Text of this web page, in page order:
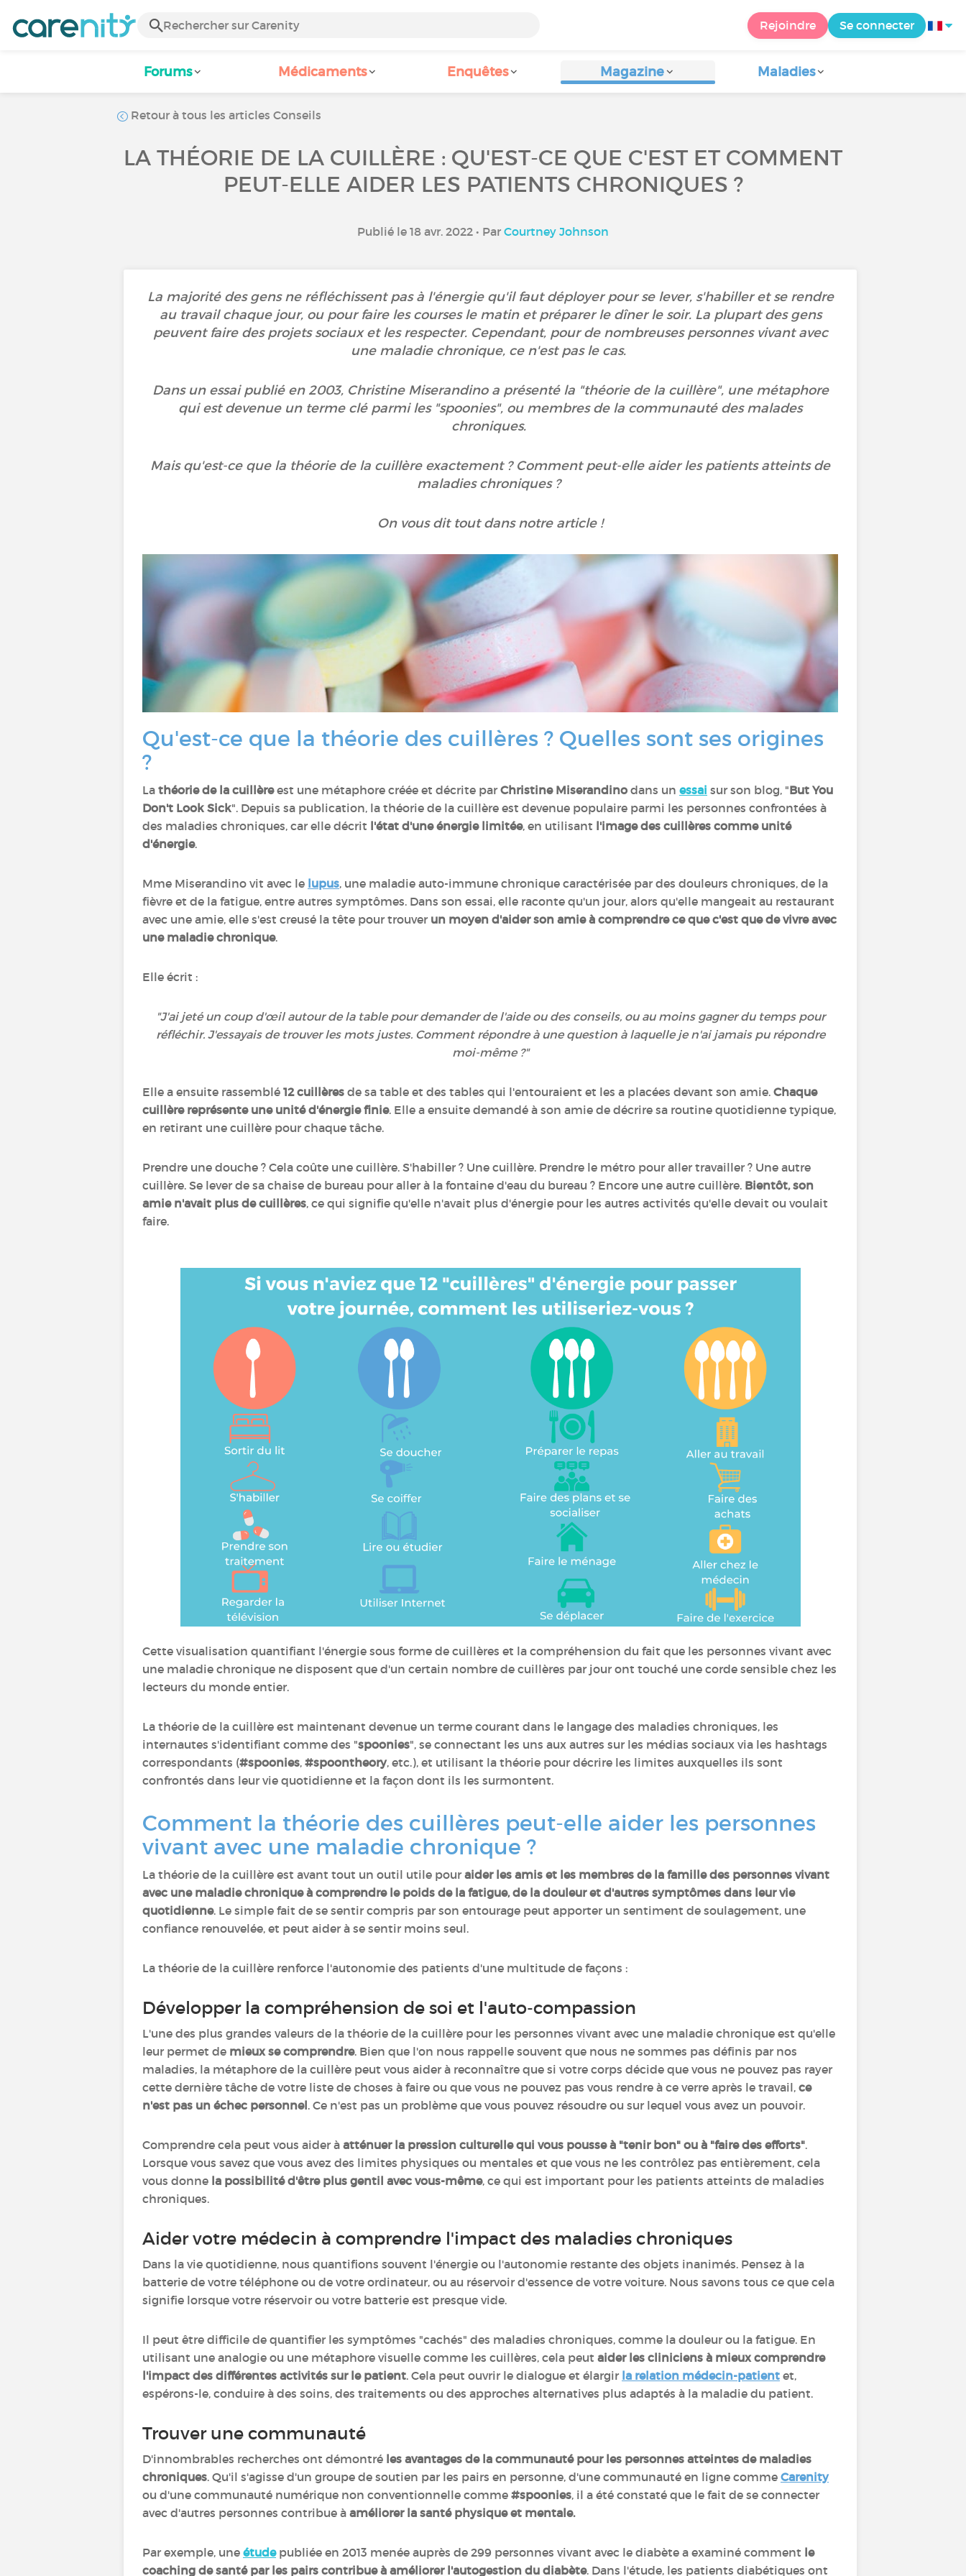
Rejoindre Se connecter
Forums Médicaments Enquêtes Magazine Maladies
Retour à tous les articles Conseils
LA THÉORIE DE LA CUILLÈRE : QU'EST-CE QUE C'EST ET COMMENT
PEUT-ELLE AIDER LES PATIENTS CHRONIQUES ?
Publié le 18 avr. 2022 • Par Courtney Johnson
La majorité des gens ne réfléchissent pas à l'énergie qu'il faut déployer pour se lever, s'habiller et se rendre
au travail chaque jour, ou pour faire les courses le matin et préparer le dîner le soir. La plupart des gens
peuvent faire des projets sociaux et les respecter. Cependant, pour de nombreuses personnes vivant avec
une maladie chronique, ce n'est pas le cas.
Dans un essai publié en 2003, Christine Miserandino a présenté la "théorie de la cuillère", une métaphore
qui est devenue un terme clé parmi les "spoonies", ou membres de la communauté des malades
chroniques.
Mais qu'est-ce que la théorie de la cuillère exactement ? Comment peut-elle aider les patients atteints de
maladies chroniques ?
On vous dit tout dans notre article !
Qu'est-ce que la théorie des cuillères ? Quelles sont ses origines
?
La théorie de la cuillèreest une métaphore créée et décrite par Christine Miserandino dans un essai sur son blog, "But You
Don't Look Sick". Depuis sa publication, la théorie de la cuillère est devenue populaire parmi les personnes confrontées à
des maladies chroniques, car elle décrit l'état d'une énergie limitée, en utilisant l'image des cuillères comme unité
d'énergie.
Mme Miserandino vit avec le lupus, une maladie auto-immune chronique caractérisée par des douleurs chroniques, de la
fièvre et de la fatigue, entre autres symptômes. Dans son essai, elle raconte qu'un jour, alors qu'elle mangeait au restaurant
avec une amie, elle s'est creusé la tête pour trouver un moyen d'aider son amie à comprendre ce que c'est que de vivre avec
une maladie chronique.
Elle écrit :
"J'ai jeté un coup d'œil autour de la table pour demander de l'aide ou des conseils, ou au moins gagner du temps pour
réfléchir. J'essayais de trouver les mots justes. Comment répondre à une question à laquelle je n'ai jamais pu répondre
moi-même ?"
Elle a ensuite rassemblé 12 cuillères de sa table et des tables qui l'entouraient et les a placées devant son amie. Chaque
cuillère représente une unité d'énergie finie. Elle a ensuite demandé à son amie de décrire sa routine quotidienne typique,
en retirant une cuillère pour chaque tâche.
Prendre une douche ? Cela coûte une cuillère. S'habiller ? Une cuillère. Prendre le métro pour aller travailler ? Une autre
cuillère. Se lever de sa chaise de bureau pour aller à la fontaine d'eau du bureau ? Encore une autre cuillère. Bientôt, son
amie n'avait plus de cuillères, ce qui signifie qu'elle n'avait plus d'énergie pour les autres activités qu'elle devait ou voulait
faire.
Cette visualisation quantifiant l'énergie sous forme de cuillères et la compréhension du fait que les personnes vivant avec
une maladie chronique ne disposent que d'un certain nombre de cuillères par jour ont touché une corde sensible chez les
lecteurs du monde entier.
La théorie de la cuillère est maintenant devenue un terme courant dans le langage des maladies chroniques, les
internautes s'identifiant comme des "spoonies", se connectant les uns aux autres sur les médias sociaux via les hashtags
correspondants (#spoonies, #spoontheory, etc.), et utilisant la théorie pour décrire les limites auxquelles ils sont
confrontés dans leur vie quotidienne et la façon dont ils les surmontent.
Comment la théorie des cuillères peut-elle aider les personnes
vivant avec une maladie chronique ?
La théorie de la cuillère est avant tout un outil utile pour aider les amis et les membres de la famille des personnes vivant
avec une maladie chronique à comprendre le poids de la fatigue, de la douleur et d'autres symptômes dans leur vie
quotidienne. Le simple fait de se sentir compris par son entourage peut apporter un sentiment de soulagement, une
confiance renouvelée, et peut aider à se sentir moins seul.
La théorie de la cuillère renforce l'autonomie des patients d'une multitude de façons :
Développer la compréhension de soi et l'auto-compassion
L'une des plus grandes valeurs de la théorie de la cuillère pour les personnes vivant avec une maladie chronique est qu'elle
leur permet de mieux se comprendre. Bien que l'on nous rappelle souvent que nous ne sommes pas définis par nos
maladies, la métaphore de la cuillère peut vous aider à reconnaître que si votre corps décide que vous ne pouvez pas rayer
cette dernière tâche de votre liste de choses à faire ou que vous ne pouvez pas vous rendre à ce verre après le travail, ce
n'est pas un échec personnel. Ce n'est pas un problème que vous pouvez résoudre ou sur lequel vous avez un pouvoir.
Comprendre cela peut vous aider à atténuer la pression culturelle qui vous pousse à "tenir bon" ou à "faire des efforts".
Lorsque vous savez que vous avez des limites physiques ou mentales et que vous ne les contrôlez pas entièrement, cela
vous donne la possibilité d'être plus gentil avec vous-même, ce qui est important pour les patients atteints de maladies
chroniques.
Aider votre médecin à comprendre l'impact des maladies chroniques
Dans la vie quotidienne, nous quantifions souvent l'énergie ou l'autonomie restante des objets inanimés. Pensez à la
batterie de votre téléphone ou de votre ordinateur, ou au réservoir d'essence de votre voiture. Nous savons tous ce que cela
signifie lorsque votre réservoir ou votre batterie est presque vide.
Il peut être difficile de quantifier les symptômes "cachés" des maladies chroniques, comme la douleur ou la fatigue. En
utilisant une analogie ou une métaphore visuelle comme les cuillères, cela peut aider les cliniciens à mieux comprendre
l'impact des différentes activités sur le patient. Cela peut ouvrir le dialogue et élargir la relation médecin-patient et,
espérons-le, conduire à des soins, des traitements ou des approches alternatives plus adaptés à la maladie du patient.
Trouver une communauté
D'innombrables recherches ont démontré les avantages de la communauté pour les personnes atteintes de maladies
chroniques. Qu'il s'agisse d'un groupe de soutien par les pairs en personne, d'une communauté en ligne comme Carenity
ou d'une communauté numérique non conventionnelle comme #spoonies, il a été constaté que le fait de se connecter
avec d'autres personnes contribue à améliorer la santé physique et mentale.
Par exemple, une étudepubliée en 2013 menée auprès de 299 personnes vivant avec le diabète a examiné comment le
coaching de santé par les pairs contribue à améliorer l'autogestion du diabète. Dans l'étude, les patients diabétiques ont